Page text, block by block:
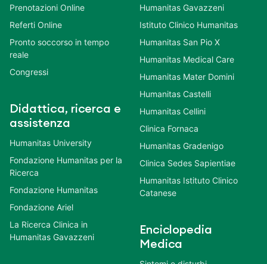
Prenotazioni Online
Referti Online
Pronto soccorso in tempo
reale
Congressi
Didattica, ricerca e
assistenza
Humanitas University
Fondazione Humanitas per la
Ricerca
Fondazione Humanitas
Fondazione Ariel
La Ricerca Clinica in
Humanitas Gavazzeni
Humanitas Gavazzeni
Istituto Clinico Humanitas
Humanitas San Pio X
Humanitas Medical Care
Humanitas Mater Domini
Humanitas Castelli
Humanitas Cellini
Clinica Fornaca
Humanitas Gradenigo
Clinica Sedes Sapientiae
Humanitas Istituto Clinico
Catanese
Enciclopedia
Medica